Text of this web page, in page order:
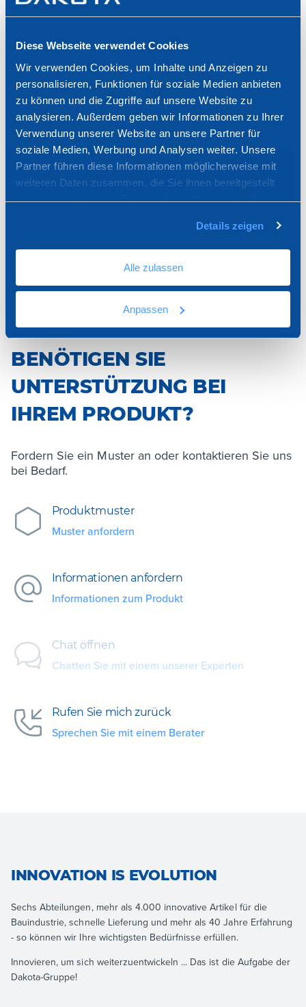
Diese Webseite verwendet Cookies
Wir verwenden Cookies, um Inhalte und Anzeigen zu
personalisieren, Funktionen für soziale Medien anbieten
zu können und die Zugriffe auf unsere Website zu
analysieren. Außerdem geben wir Informationen zu Ihrer
Verwendung unserer Website an unsere Partner für
soziale Medien, Werbung und Analysen weiter. Unsere
Partner führen diese Informationen möglicherweise mit
weiteren Daten zusammen, die Sie ihnen bereitgestellt
haben oder die sie im Rahmen Ihrer Nutzung der Dienste
Details zeigen
Alle zulassen
Anpassen
TER15-1879
Ce 86 - Spachtelpulver - 1,5 kg
TER15-1880
Ce 86 - Knetmasse in Pulverform - 15 kg
BENÖTIGEN SIE
UNTERSTÜTZUNG BEI
IHREM PRODUKT?
Fordern Sie ein Muster an oder kontaktieren Sie uns
bei Bedarf.
Produktmuster
Muster anfordern
Informationen anfordern
Informationen zum Produkt
Chat öffnen
Chatten Sie mit einem unserer Experten
Rufen Sie mich zurück
Sprechen Sie mit einem Berater
INNOVATION IS EVOLUTION
Sechs Abteilungen, mehr als 4.000 innovative Artikel für die
Bauindustrie, schnelle Lieferung und mehr als 40 Jahre Erfahrung
- so können wir Ihre wichtigsten Bedürfnisse erfüllen.
Innovieren, um sich weiterzuentwickeln ... Das ist die Aufgabe der
Dakota-Gruppe!